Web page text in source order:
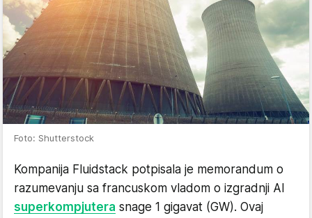
Foto: Shutterstock
Kompanija Fluidstack potpisala je memorandum o
razumevanju sa francuskom vladom o izgradnji AI
superkompjutera snage 1 gigavat (GW). Ovaj